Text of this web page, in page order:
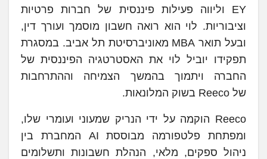
EY וליווה פעילות פיננסית של חברות פרטיות
וציבוריות. לוי הוא רואה חשבון מוסמך ועורך דין,
ובעל תואר MBA מאוניברסיטת תל אביב. במסגרת
תפקידו יוביל לוי את האסטרטגיה הפיננסית של
החברה ויתמוך בהמשך הצמיחה וההתרחבות
של Reeco בשוק המלונאות.
Reeco הוקמה על ידי הנריק שמעוני ועומרי שלו,
ומפתחת פלטפורמה מבוססת AI המחברת בין
ניהול ספקים, מלאי, הנהלת חשבונות ותשלומים